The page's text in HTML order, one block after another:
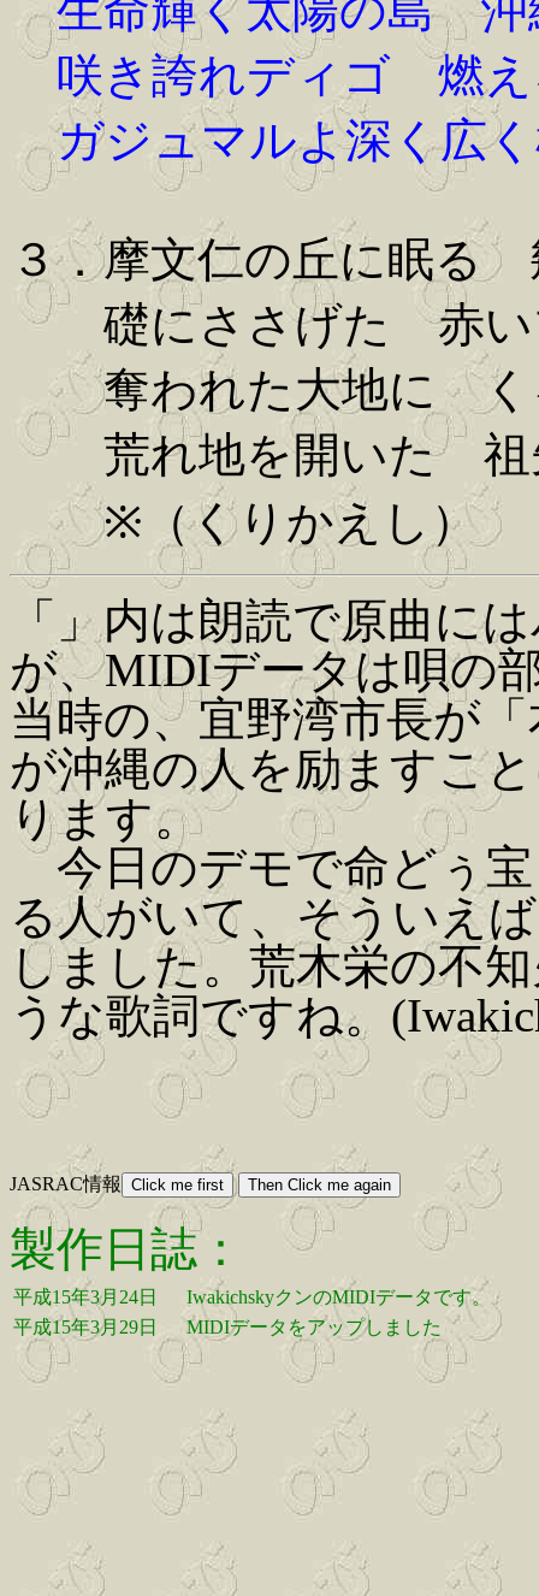
生命輝く太陽の島 沖
咲き誇れディゴ 燃え
ガジュマルよ深く広
３．摩文仁の丘に眠る
礎にささげた 赤い
奪われた大地に く
荒れ地を開いた 祖
※（くりかえし）
「」内は朗読で原曲に
が、MIDIデータは唄の
当時の、宜野湾市長が
が沖縄の人を励ますこ
ります。
今日のデモで命どぅ
る人がいて、そういえ
しました。荒木栄の不
うな歌詞ですね。
JASRAC情報
製作日誌：
平成15年3月24日
IwakichskyクンのMIDIデータです。
平成15年3月29日
MIDIデータをアップしました